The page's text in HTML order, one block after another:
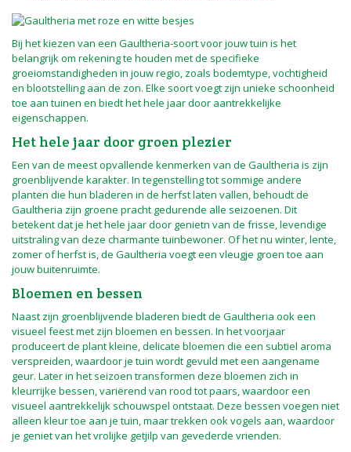
Bij het kiezen van een Gaultheria-soort voor jouw tuin is het
belangrijk om rekening te houden met de specifieke
groeiomstandigheden in jouw regio, zoals bodemtype, vochtigheid
en blootstelling aan de zon. Elke soort voegt zijn unieke schoonheid
toe aan tuinen en biedt het hele jaar door aantrekkelijke
eigenschappen.
Het hele jaar door groen plezier
Een van de meest opvallende kenmerken van de Gaultheria is zijn
groenblijvende karakter. In tegenstelling tot sommige andere
planten die hun bladeren in de herfst laten vallen, behoudt de
Gaultheria zijn groene pracht gedurende alle seizoenen. Dit
betekent dat je het hele jaar door genietn van de frisse, levendige
uitstraling van deze charmante tuinbewoner. Of het nu winter, lente,
zomer of herfst is, de Gaultheria voegt een vleugje groen toe aan
jouw buitenruimte.
Bloemen en bessen
Naast zijn groenblijvende bladeren biedt de Gaultheria ook een
visueel feest met zijn bloemen en bessen. In het voorjaar
produceert de plant kleine, delicate bloemen die een subtiel aroma
verspreiden, waardoor je tuin wordt gevuld met een aangename
geur. Later in het seizoen transformen deze bloemen zich in
kleurrijke bessen, variërend van rood tot paars, waardoor een
visueel aantrekkelijk schouwspel ontstaat. Deze bessen voegen niet
alleen kleur toe aan je tuin, maar trekken ook vogels aan, waardoor
je geniet van het vrolijke getjilp van gevederde vrienden.